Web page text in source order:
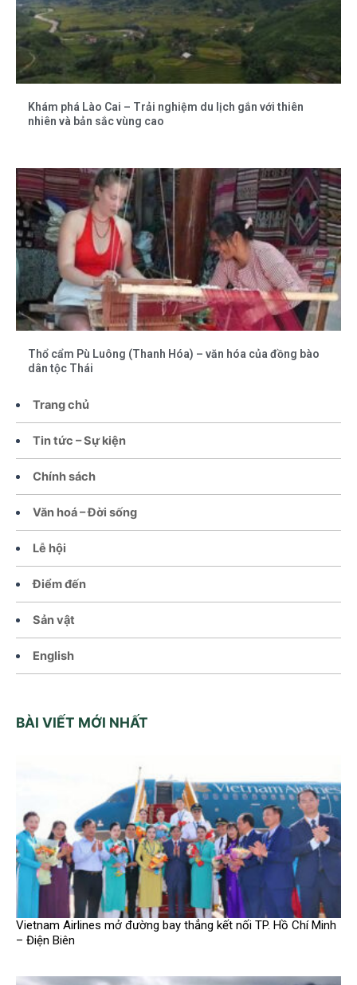
Trang chủ
Tin tức – Sự kiện
Chính sách
Văn hoá – Đời sống
Lễ hội
Điểm đến
Sản vật
English
BÀI VIẾT MỚI NHẤT
Vietnam Airlines mở đường bay thẳng kết nối TP. Hồ Chí Minh
– Điện Biên
Khám phá Lào Cai – Trải nghiệm du lịch gắn với thiên
nhiên và bản sắc vùng cao
Thổ cẩm Pù Luông (Thanh Hóa) – văn hóa của đồng bào
dân tộc Thái